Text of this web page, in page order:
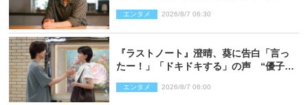
エンタメ 2026/8/7 06:30
『ラストノート』澄晴、葵に告白「言っ
たー！」「ドキドキする」の声 “優子劇
エンタメ 2026/8/7 06:00